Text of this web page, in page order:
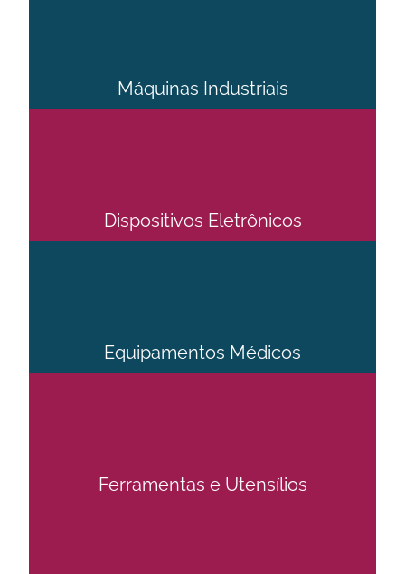
Máquinas Industriais
Dispositivos Eletrônicos
Equipamentos Médicos
Ferramentas e Utensílios